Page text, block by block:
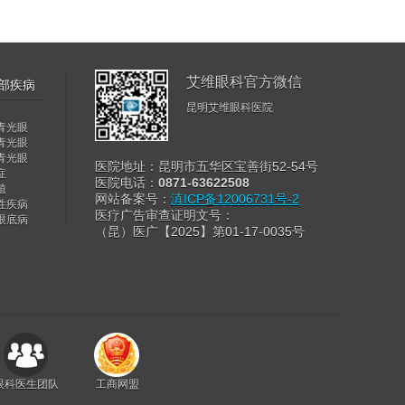
疾病
光眼
光眼
光眼
疾病
底病
艾维眼科官方微信
昆明艾维眼科医院
医院地址：昆明市五华区宝善街52-54号
医院电话： 0871-63622508
网站备案号： 滇ICP备12006731号-2
医疗广告审查证明文号：
（昆）医广【2025】第01-17-0035号
科医生团队 工商网盟